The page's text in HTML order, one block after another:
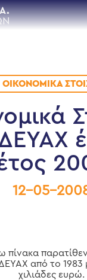
ΟΙΚΟΝΟΜΙΚΆ
12-05-
πίνακα
από το 1983
χιλιάδες ευρώ.